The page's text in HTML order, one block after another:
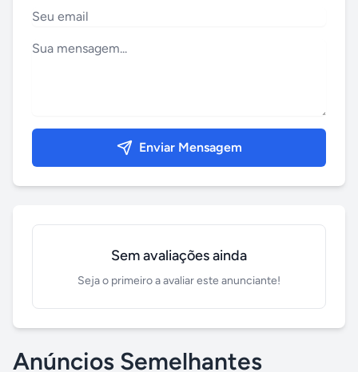
Enviar Mensagem
Sem avaliações ainda
Seja o primeiro a avaliar este anunciante!
Anúncios Semelhantes